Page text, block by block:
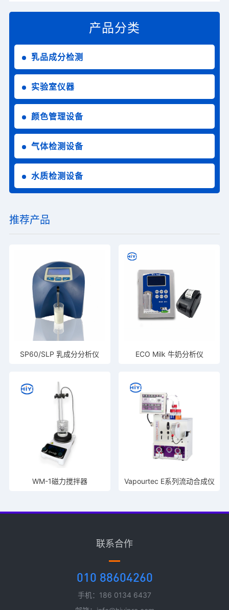
产品分类
乳品成分检测
实验室仪器
颜色管理设备
气体检测设备
水质检测设备
推荐产品
SP60/SLP 乳成分分析仪 ECO Milk 牛奶分析仪
WM-1磁力搅拌器 Vapourtec E系列流动合成仪
联系合作
010 88604260
手机：186 0134 6437